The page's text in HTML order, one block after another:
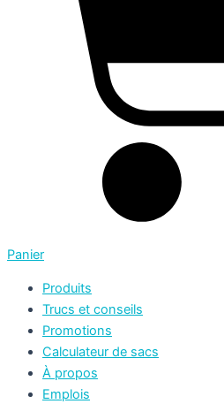
Panier
Produits
Trucs et conseils
Promotions
Calculateur de sacs
À propos
Emplois